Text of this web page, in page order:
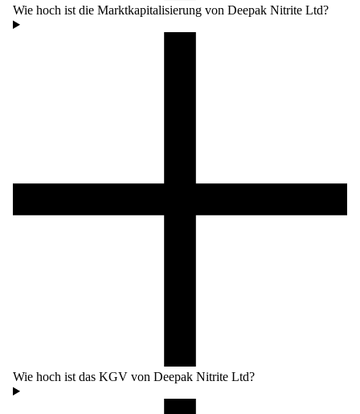
Wie hoch ist die Marktkapitalisierung von Deepak Nitrite Ltd?
Wie hoch ist das KGV von Deepak Nitrite Ltd?